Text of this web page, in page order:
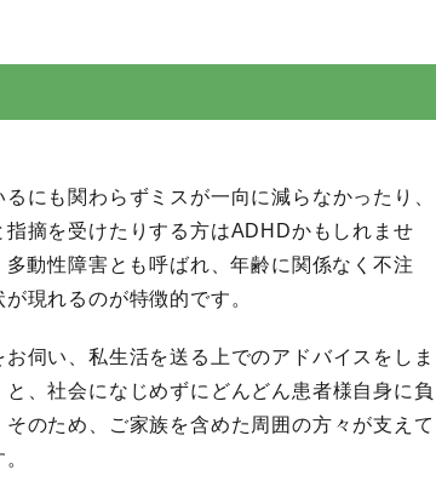
にも関わらずミスが一向に減らなかったり、
摘を受けたりする方はADHDかもしれませ
動性障害とも呼ばれ、年齢に関係なく不注
現れるのが特徴的です。
伺い、私生活を送る上でのアドバイスをしま
、社会になじめずにどんどん患者様自身に負
のため、ご家族を含めた周囲の方々が支えて